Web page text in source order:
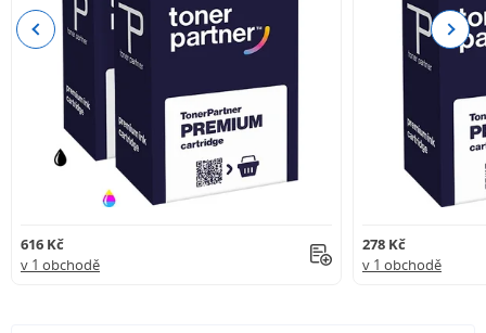
616 Kč
v 1 obchodě
278 Kč
v 1 obchodě
Previous Next